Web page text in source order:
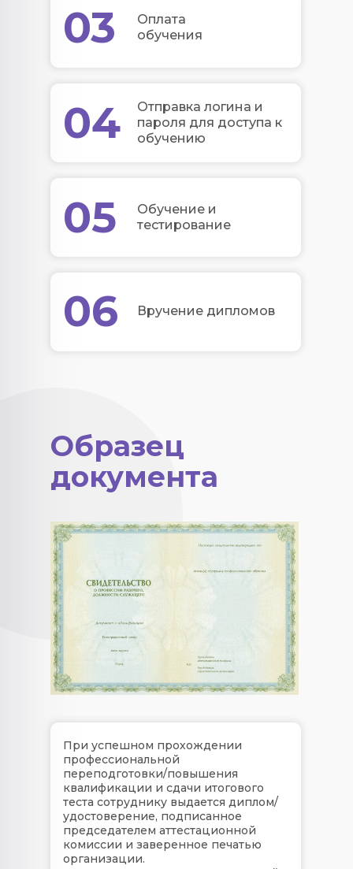
03
04
05
06
Оплата
обучения
Отправка логина и
пароля для доступа к
обучению
Обучение и
тестирование
Вручение дипломов
Образец
документа
При успешном прохождении
профессиональной
переподготовки/повышения
квалификации и сдачи итогового
теста сотруднику выдается диплом/
удостоверение, подписанное
председателем аттестационной
комиссии и заверенное печатью
организации.